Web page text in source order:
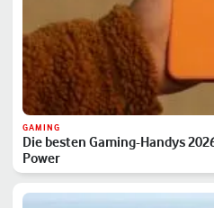
GAMING
Die besten Gaming-Handys
Power